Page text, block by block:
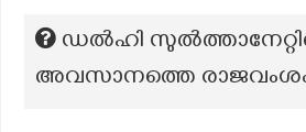
ഡൽഹി
അവസാനത്തെ